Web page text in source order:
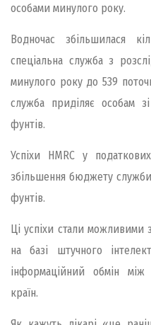
особами минулого року.
Водночас збільшилася
спеціальна служба з
минулого року до 539
служба приділяє особам
фунтів.
Успіхи HMRC у
збільшення бюджету служби
фунтів.
Ці успіхи стали можливими
на базі штучного
інформаційний обмін
країн.